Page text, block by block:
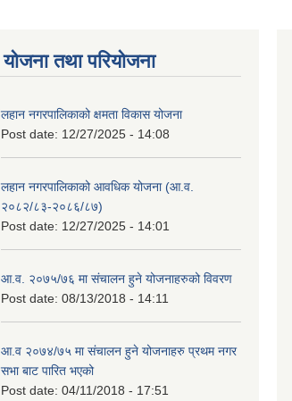
योजना तथा परियोजना
लहान नगरपालिकाको क्षमता विकास योजना
Post date: 12/27/2025 - 14:08
लहान नगरपालिकाको आवधिक योजना (आ.व.
२०८२/८३-२०८६/८७)
Post date: 12/27/2025 - 14:01
आ.व. २०७५/७६ मा संचालन हुने योजनाहरुको विवरण
Post date: 08/13/2018 - 14:11
आ.व २०७४/७५ मा संचालन हुने योजनाहरु प्रथम नगर
सभा बाट पारित भएको
Post date: 04/11/2018 - 17:51